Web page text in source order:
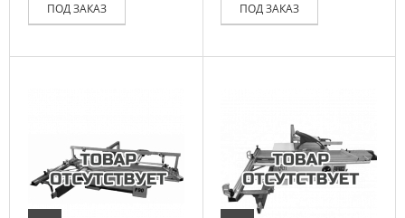
ПОД ЗАКАЗ ПОД ЗАКАЗ